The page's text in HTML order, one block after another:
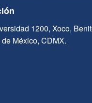
1200, Xoco,
México, CDMX.